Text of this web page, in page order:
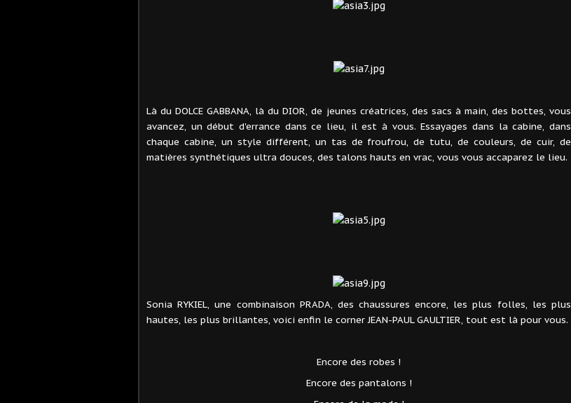
Là du DOLCE GABBANA, là du DIOR, de jeunes créatrices, des sacs à main, des bottes, vous
avancez, un début d'errance dans ce lieu, il est à vous. Essayages dans la cabine, dans
chaque cabine, un style différent, un tas de froufrou, de tutu, de couleurs, de cuir, de
matières synthétiques ultra douces, des talons hauts en vrac, vous vous accaparez le lieu.
Sonia RYKIEL, une combinaison PRADA, des chaussures encore, les plus folles, les plus
hautes, les plus brillantes, voici enfin le corner JEAN-PAUL GAULTIER, tout est là pour vous.
Encore des robes !
Encore des pantalons !